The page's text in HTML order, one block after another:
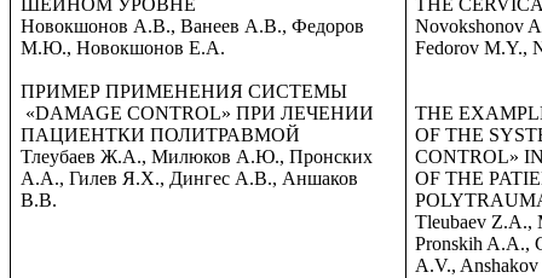
ШЕЙНОМ УРОВНЕ
Новокшонов А.В., Ванеев А.В., Федоров
М.Ю., Новокшонов Е.А.
ПРИМЕР ПРИМЕНЕНИЯ СИСТЕМЫ
«DAMAGE CONTROL» ПРИ ЛЕЧЕНИИ
ПАЦИЕНТКИ ПОЛИТРАВМОЙ
Тлеубаев Ж.А., Милюков А.Ю., Пронских
А.А., Гилев Я.Х., Дингес А.В., Аншаков
В.В.
THE
Novokshonov
Fedorov M.Y.,
THE
OF THE
CONTROL»
OF THE
Tleubaev Z.A.,
Pronskih A.A.,
A.V.,